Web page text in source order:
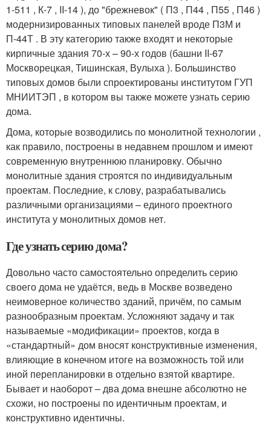
1-511 , К-7 , II-14 ), до "брежневок" ( П3 , П44 , П55 , П46 )
модернизированных типовых панелей вроде П3М и
П-44Т . В эту категорию также входят и некоторые
кирпичные здания 70-х – 90-х годов (башни II-67
Москворецкая, Тишинская, Вулыха ). Большинство
типовых домов были спроектированы институтом ГУП
МНИИТЭП , в котором вы также можете узнать серию
дома.
Дома, которые возводились по монолитной технологии ,
как правило, построены в недавнем прошлом и имеют
современную внутреннюю планировку. Обычно
монолитные здания строятся по индивидуальным
проектам. Последние, к слову, разрабатывались
различными организациями – единого проектного
института у монолитных домов нет.
Где узнать серию дома?
Довольно часто самостоятельно определить серию
своего дома не удаётся, ведь в Москве возведено
неимоверное количество зданий, причём, по самым
разнообразным проектам. Усложняют задачу и так
называемые «модификации» проектов, когда в
«стандартный» дом вносят конструктивные изменения,
влияющие в конечном итоге на возможность той или
иной перепланировки в отдельно взятой квартире.
Бывает и наоборот – два дома внешне абсолютно не
схожи, но построены по идентичным проектам, и
конструктивно идентичны.